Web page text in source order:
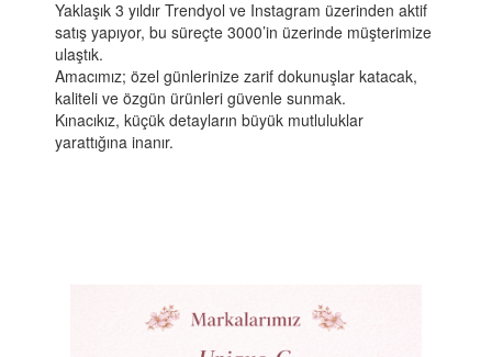
Yaklaşık 3 yıldır Trendyol ve Instagram üzerinden aktif
satış yapıyor, bu süreçte 3000’in üzerinde müşterimize
ulaştık.
Amacımız; özel günlerinize zarif dokunuşlar katacak,
kaliteli ve özgün ürünleri güvenle sunmak.
Kınacıkız, küçük detayların büyük mutluluklar
yarattığına inanır.